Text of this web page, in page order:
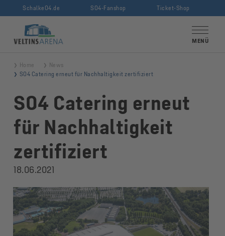
Schalke04.de S04-Fanshop Ticket-Shop
VELTINS-Arena MENÜ
Home
News
S04 Catering erneut für Nachhaltigkeit zertifiziert
S04 Catering erneut
für Nachhaltigkeit
zertifiziert
18.06.2021